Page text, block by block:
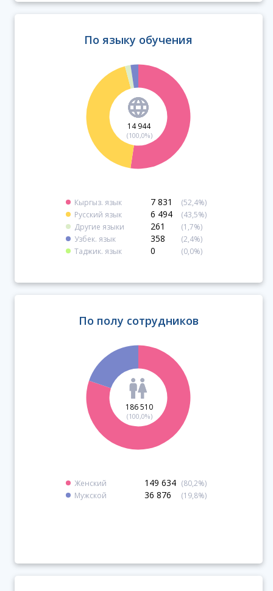
По языку обучения
Кыргыз. язык 7 831
(52,4%)
Русский язык
6 494
(43,5%)
Другие языки
261
(1,7%)
Узбек. язык
358
(2,4%)
Таджик. язык
0 (0,0%)
14 944
(100,0%)
По полу сотрудников
Женский 149 634 (80,2%)
Мужской
36 876 (19,8%)
186 510
(100,0%)